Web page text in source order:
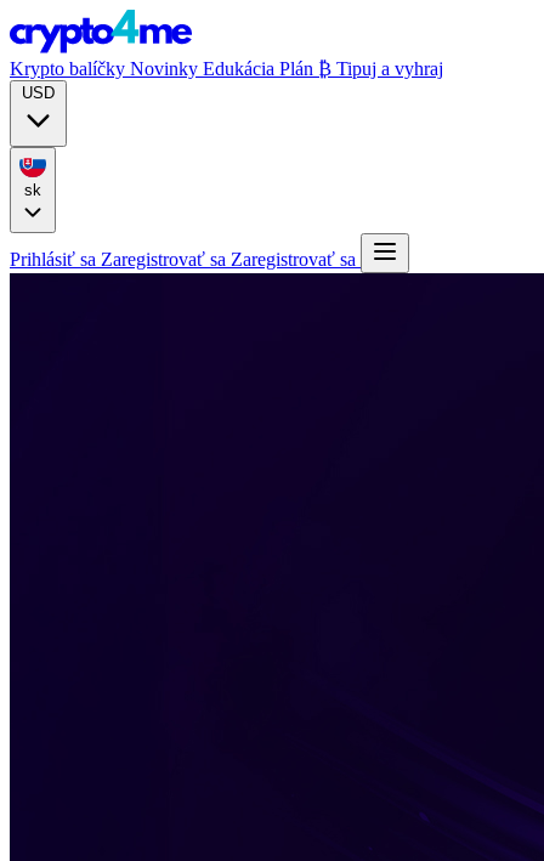
Krypto balíčky Novinky Edukácia Plán ₿ Tipuj a vyhraj
Prihlásiť sa Zaregistrovať sa Zaregistrovať sa